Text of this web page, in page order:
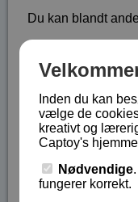
Du kan blandt
yo-yo
motorcykel
sportsvogn
sejlbil
Sættet indeholder
engelsk, som
Inden du kan
vælge de
kreativt og
Captoy's
Nødvendige
fungerer korrekt.